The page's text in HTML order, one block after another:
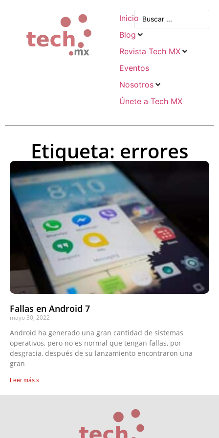
Inicio
Blog
Revista Tech MX
Eventos
Nosotros
Únete a Tech MX
Etiqueta: errores
Fallas en Android 7
mayo 30, 2022
Android ha generado una gran cantidad de sistemas
operativos, pero no es normal que tengan fallas, por
desgracia, después de su lanzamiento encontraron una
gran
Leer más »